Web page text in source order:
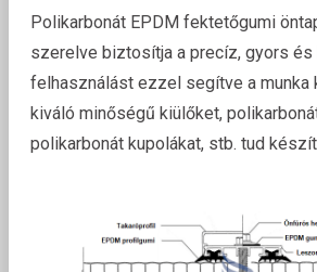
Polikarbonát EPDM fektetőgumi
szerelve biztosítja a precíz, gyors és
felhasználást ezzel segítve a
kiváló minőségű kiülőket,
polikarbonát kupolákat, stb. tud